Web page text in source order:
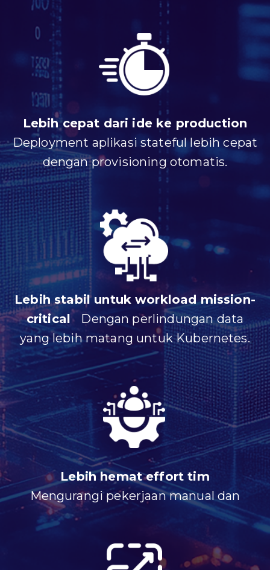
Lebih cepat dari ide ke production
Deployment aplikasi stateful lebih cepat
dengan provisioning otomatis.
Lebih stabil untuk workload mission-
critical Dengan perlindungan data
yang lebih matang untuk Kubernetes.
Lebih hemat effort tim
Mengurangi pekerjaan manual dan